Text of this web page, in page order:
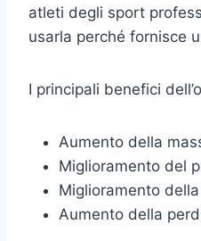
atleti degli sport
usarla perché fornisce
I principali benefici
Aumento della
Miglioramento del
Miglioramento
Aumento della